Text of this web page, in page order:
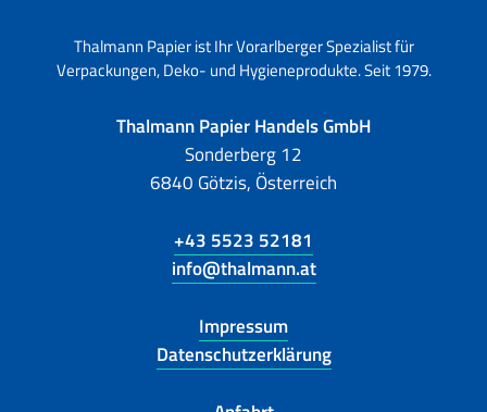
Thalmann Papier ist Ihr Vorarlberger Spezialist für
Verpackungen, Deko- und Hygieneprodukte. Seit 1979.
Thalmann Papier Handels GmbH
Sonderberg 12
6840 Götzis, Österreich
+43 5523 52181
info@thalmann.at
Impressum
Datenschutzerklärung